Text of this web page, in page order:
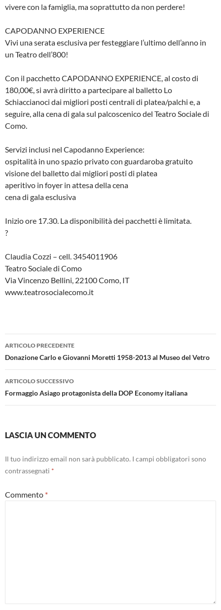
vivere con la famiglia, ma soprattutto da non perdere!
CAPODANNO EXPERIENCE
Vivi una serata esclusiva per festeggiare l’ultimo dell’anno in
un Teatro dell’800!
Con il pacchetto CAPODANNO EXPERIENCE, al costo di
180,00€, si avrà diritto a partecipare al balletto Lo
Schiaccianoci dai migliori posti centrali di platea/palchi e, a
seguire, alla cena di gala sul palcoscenico del Teatro Sociale di
Como.
Servizi inclusi nel Capodanno Experience:
ospitalità in uno spazio privato con guardaroba gratuito
visione del balletto dai migliori posti di platea
aperitivo in foyer in attesa della cena
cena di gala esclusiva
Inizio ore 17.30. La disponibilità dei pacchetti è limitata.
?
Claudia Cozzi – cell. 3454011906
Teatro Sociale di Como
Via Vincenzo Bellini, 22100 Como, IT
www.teatrosocialecomo.it
Navigazione
articolo
ARTICOLO PRECEDENTE
Donazione Carlo e Giovanni Moretti 1958-2013 al Museo del Vetro
ARTICOLO SUCCESSIVO
Formaggio Asiago protagonista della DOP Economy italiana
LASCIA UN COMMENTO
Il tuo indirizzo email non sarà pubblicato. I campi obbligatori sono
contrassegnati *
Commento *